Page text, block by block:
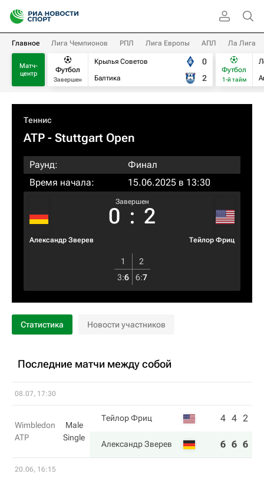
Главное Лига Чемпионов РПЛ Лига Европы АПЛ Ла Лига
Матч-
центр
Футбол
Завершен
Крылья Советов
Балтика
0
2
Футбол
1-й тайм
Теннис
ATP - Stuttgart Open
Раунд:
Финал
Время начала:
15.06.2025 в 13:30
Александр Зверев
Завершен
0 : 2
Тейлор Фриц
1
2
3:6 6:7
Статистика Новости участников
Последние матчи между собой
08.07, 17:30
Wimbledon
ATP
Male
Single
Тейлор Фриц 4 4 2
Александр Зверев 6 6 6
20.06, 16:15